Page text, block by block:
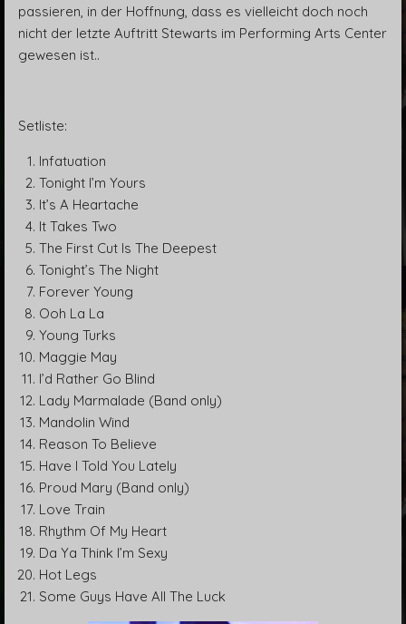
passieren, in der Hoffnung, dass es vielleicht doch noch
nicht der letzte Auftritt Stewarts im Performing Arts Center
gewesen ist..
Setliste:
Infatuation
Tonight I’m Yours
It’s A Heartache
It Takes Two
The First Cut Is The Deepest
Tonight’s The Night
Forever Young
Ooh La La
Young Turks
Maggie May
I’d Rather Go Blind
Lady Marmalade (Band only)
Mandolin Wind
Reason To Believe
Have I Told You Lately
Proud Mary (Band only)
Love Train
Rhythm Of My Heart
Da Ya Think I’m Sexy
Hot Legs
Some Guys Have All The Luck